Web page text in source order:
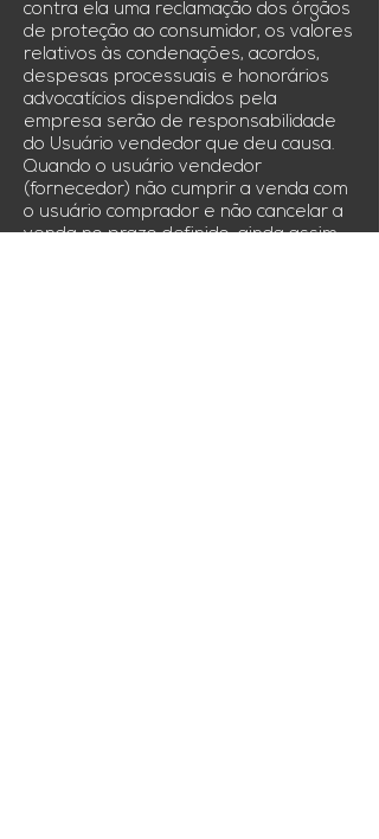
contra ela uma reclamação dos órgãos
de proteção ao consumidor, os valores
relativos às condenações, acordos,
despesas processuais e honorários
advocatícios dispendidos pela
empresa serão de responsabilidade
do Usuário vendedor que deu causa.
Quando o usuário vendedor
(fornecedor) não cumprir a venda com
o usuário comprador e não cancelar a
venda no prazo definido, ainda assim